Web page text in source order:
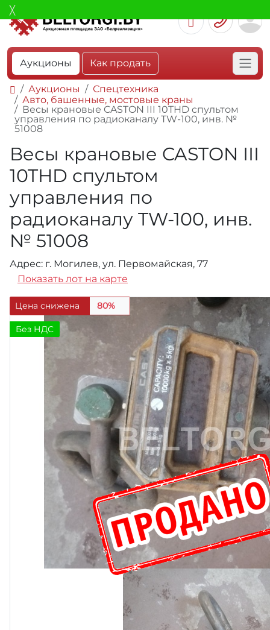
Аукционы Как продать
Аукционы
Спецтехника
Авто, башенные, мостовые краны
Весы крановые CASTON III 10THD cпультом
управления по радиоканалу TW-100, инв. №
51008
Весы крановые CASTON III
10THD cпультом
управления по
радиоканалу TW-100, инв.
№ 51008
Адрес: г. Могилев, ул. Первомайская, 77
Показать лот на карте
Цена снижена 80%
Без НДС